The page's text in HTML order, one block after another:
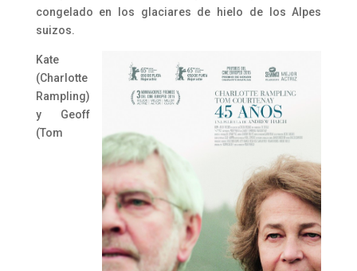
congelado en los glaciares de hielo de los Alpes
suizos.
Kate
(Charlotte
Rampling)
y Geoff
(Tom